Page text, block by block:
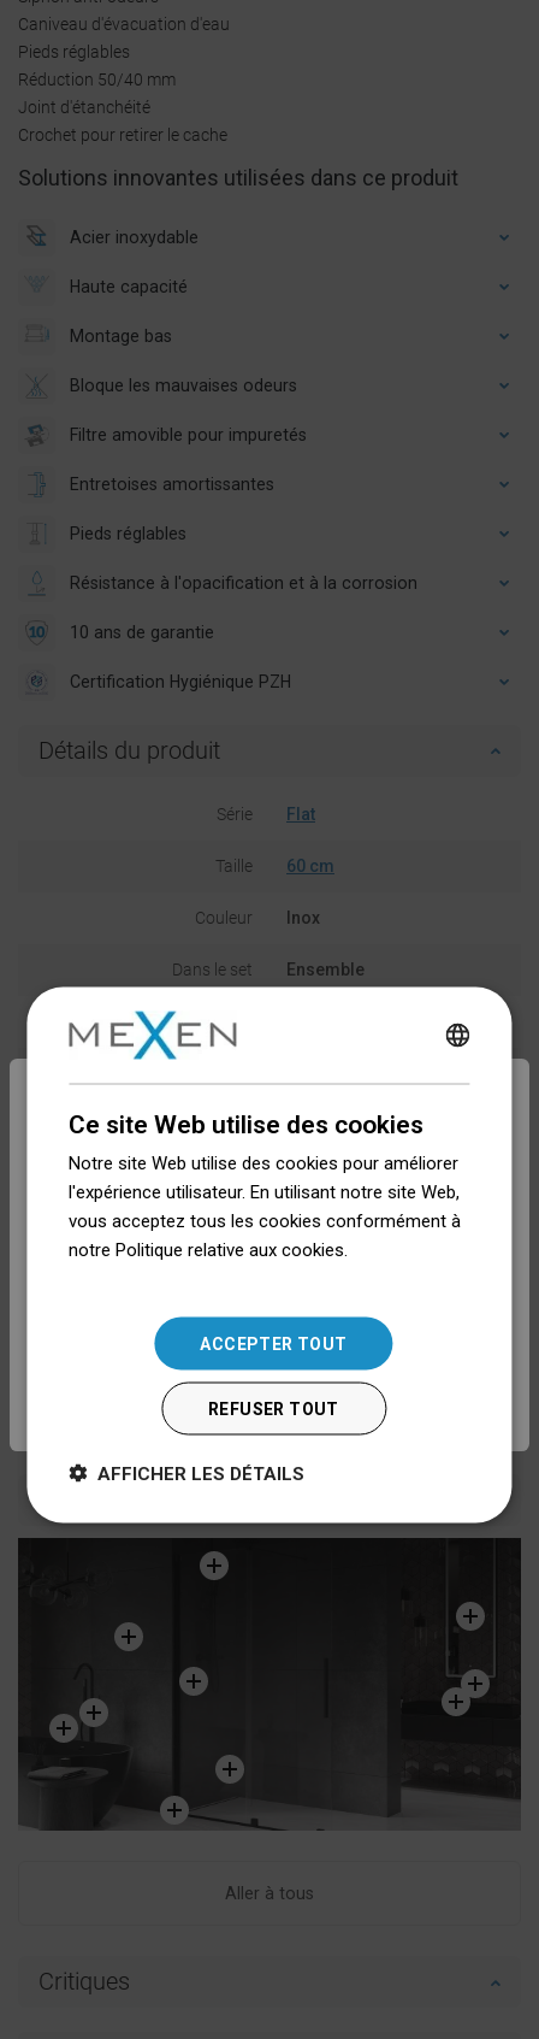
Caniveau d'évacuation d'eau
Pieds réglables
Réduction 50/40 mm
Joint d'étanchéité
Crochet pour retirer le cache
Solutions innovantes utilisées dans ce produit
Acier inoxydable
Haute capacité
Montage bas
Bloque les mauvaises odeurs
Filtre amovible pour impuretés
Entretoises amortissantes
Pieds réglables
Résistance à l'opacification et à la corrosion
10 ans de garantie
Certification Hygiénique PZH
Détails du produit
Série Flat
Taille 60 cm
Couleur Inox
Dans le set Ensemble
Version slim
Motif de camouflage M08
Mode d'emploi Télécharger
Conditions de garantie
Attestation PZH Télécharger
Fabricant Voir
Aller à tous
Critiques
Sélectionner la langue
Français
Nederlands
ENGLISH
SLOVAK
LATVIAN
DANISH
FINNISH
Ce site Web utilise des cookies
Notre site Web utilise des cookies pour améliorer
l'expérience utilisateur. En utilisant notre site Web,
vous acceptez tous les cookies conformément à
notre Politique relative aux cookies.
ACCEPTER TOUT
REFUSER TOUT
AFFICHER LES DÉTAILS